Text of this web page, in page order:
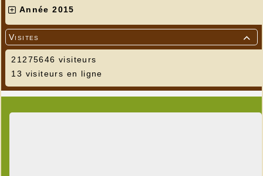
Année 2015

Visites
21275646 visiteurs
13 visiteurs en ligne